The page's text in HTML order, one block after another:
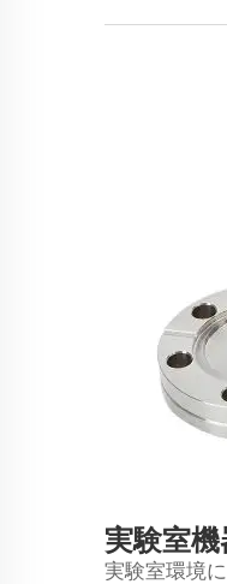
実験室
実験室環境